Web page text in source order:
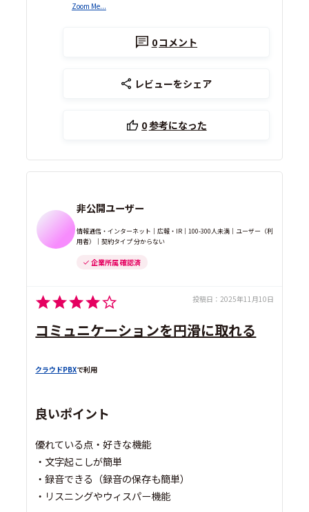
Zoom Me...
0コメント
レビューをシェア
0参考になった
非公開ユーザー
情報通信・インターネット｜広報・IR｜100-300人未満｜ユーザー（利
用者）｜契約タイプ 分からない
企業所属 確認済
投稿日： 2025年11月10日
コミュニケーションを円滑に取れる
クラウドPBXで利用
良いポイント
優れている点・好きな機能
・文字起こしが簡単
・録音できる（録音の保存も簡単）
・リスニングやウィスパー機能